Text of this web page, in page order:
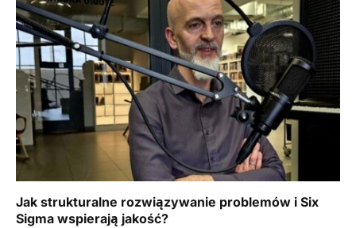
Jak strukturalne rozwiązywanie problemów i Six
Sigma wspierają jakość?